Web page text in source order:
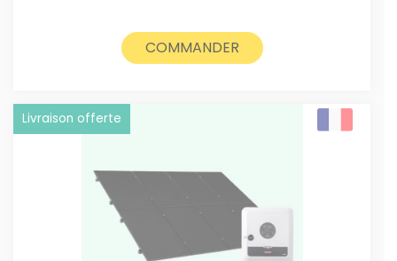
était :
3990€.
est :
3690€.
COMMANDER
Livraison offerte